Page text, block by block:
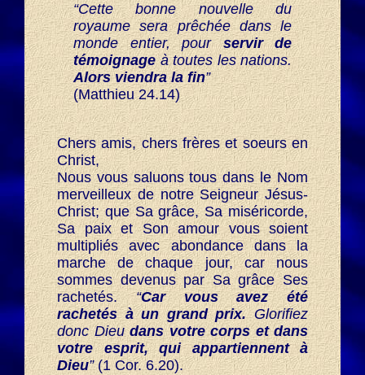
“Cette bonne nouvelle du
royaume sera prêchée dans le
monde entier, pourservir de
témoignageà toutes les nations.
Alors viendra la fin”
(Matthieu 24.14)
Chers amis, chers frères et soeurs en
Christ,
Nous vous saluons tous dans le Nom
merveilleux de notre Seigneur Jésus-
Christ; que Sa grâce, Sa miséricorde,
Sa paix et Son amour vous soient
multipliés avec abondance dans la
marche de chaque jour, car nous
sommes devenus par Sa grâce Ses
rachetés.“Car vous avez été
rachetés à un grand prix.Glorifiez
donc Dieudans votre corps et dans
votre esprit, qui appartiennent à
Dieu”(1 Cor. 6.20).